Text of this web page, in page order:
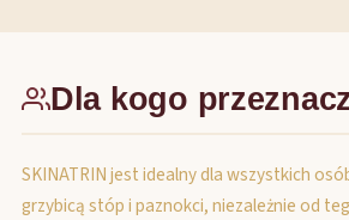
Dla kogo
SKINATRIN jest idealny dla wszystkich
grzybicą stóp i paznokci, niezależnie od